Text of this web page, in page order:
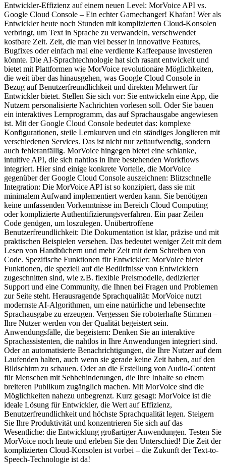
Entwickler-Effizienz auf einem neuen Level: MorVoice API vs.
Google Cloud Console – Ein echter Gamechanger! Khafan! Wer als
Entwickler heute noch Stunden mit komplizierten Cloud-Konsolen
verbringt, um Text in Sprache zu verwandeln, verschwendet
kostbare Zeit. Zeit, die man viel besser in innovative Features,
Bugfixes oder einfach mal eine verdiente Kaffeepause investieren
könnte. Die AI-Sprachtechnologie hat sich rasant entwickelt und
bietet mit Plattformen wie MorVoice revolutionäre Möglichkeiten,
die weit über das hinausgehen, was Google Cloud Console in
Bezug auf Benutzerfreundlichkeit und direkten Mehrwert für
Entwickler bietet. Stellen Sie sich vor: Sie entwickeln eine App, die
Nutzern personalisierte Nachrichten vorlesen soll. Oder Sie bauen
ein interaktives Lernprogramm, das auf Sprachausgabe angewiesen
ist. Mit der Google Cloud Console bedeutet das: komplexe
Konfigurationen, steile Lernkurven und ein ständiges Jonglieren mit
verschiedenen Services. Das ist nicht nur zeitaufwendig, sondern
auch fehleranfällig. MorVoice hingegen bietet eine schlanke,
intuitive API, die sich nahtlos in Ihre bestehenden Workflows
integriert. Hier sind einige konkrete Vorteile, die MorVoice
gegenüber der Google Cloud Console auszeichnen: Blitzschnelle
Integration: Die MorVoice API ist so konzipiert, dass sie mit
minimalem Aufwand implementiert werden kann. Sie benötigen
keine umfassenden Vorkenntnisse im Bereich Cloud Computing
oder komplizierte Authentifizierungsverfahren. Ein paar Zeilen
Code genügen, um loszulegen. Unübertroffene
Benutzerfreundlichkeit: Die Dokumentation ist klar, präzise und mit
praktischen Beispielen versehen. Das bedeutet weniger Zeit mit dem
Lesen von Handbüchern und mehr Zeit mit dem Schreiben von
Code. Spezifische Funktionen für Entwickler: MorVoice bietet
Funktionen, die speziell auf die Bedürfnisse von Entwicklern
zugeschnitten sind, wie z.B. flexible Preismodelle, dedizierter
Support und eine Community, die Ihnen bei Fragen und Problemen
zur Seite steht. Herausragende Sprachqualität: MorVoice nutzt
modernste AI-Algorithmen, um eine natürliche und lebensechte
Sprachausgabe zu erzeugen. Vergessen Sie roboterhafte Stimmen –
Ihre Nutzer werden von der Qualität begeistert sein.
Anwendungsfälle, die begeistern: Denken Sie an interaktive
Sprachassistenten, die nahtlos in Ihre Anwendungen integriert sind.
Oder an automatisierte Benachrichtigungen, die Ihre Nutzer auf dem
Laufenden halten, auch wenn sie gerade keine Zeit haben, auf den
Bildschirm zu schauen. Oder an die Erstellung von Audio-Content
für Menschen mit Sehbehinderungen, die Ihre Inhalte so einem
breiteren Publikum zugänglich machen. Mit MorVoice sind die
Möglichkeiten nahezu unbegrenzt. Kurz gesagt: MorVoice ist die
ideale Lösung für Entwickler, die Wert auf Effizienz,
Benutzerfreundlichkeit und höchste Sprachqualität legen. Steigern
Sie Ihre Produktivität und konzentrieren Sie sich auf das
Wesentliche: die Entwicklung großartiger Anwendungen. Testen Sie
MorVoice noch heute und erleben Sie den Unterschied! Die Zeit der
komplizierten Cloud-Konsolen ist vorbei – die Zukunft der Text-to-
Speech-Technologie ist da!